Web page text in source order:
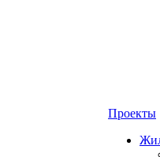
Проекты